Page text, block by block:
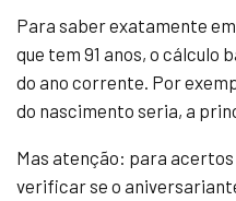
Para saber exatamente
que tem 91 anos, o cálculo
do ano corrente. Por
do nascimento seria, a
Mas atenção: para
verificar se o